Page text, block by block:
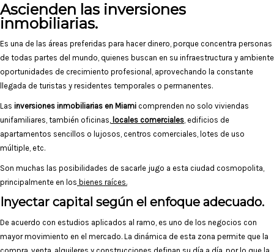
Ascienden las inversiones
inmobiliarias.
Es una de las áreas preferidas para hacer dinero, porque concentra personas
de todas partes del mundo, quienes buscan en su infraestructura y ambiente
oportunidades de crecimiento profesional, aprovechando la constante
llegada de turistas y residentes temporales o permanentes.
Las inversiones inmobiliarias en Miami comprenden no solo viviendas
unifamiliares, también oficinas, locales comerciales, edificios de
apartamentos sencillos o lujosos, centros comerciales, lotes de uso
múltiple, etc.
Son muchas las posibilidades de sacarle jugo a esta ciudad cosmopolita,
principalmente en los bienes raíces.
Inyectar capital según el enfoque adecuado.
De acuerdo con estudios aplicados al ramo, es uno de los negocios con
mayor movimiento en el mercado. La dinámica de esta zona permite que la